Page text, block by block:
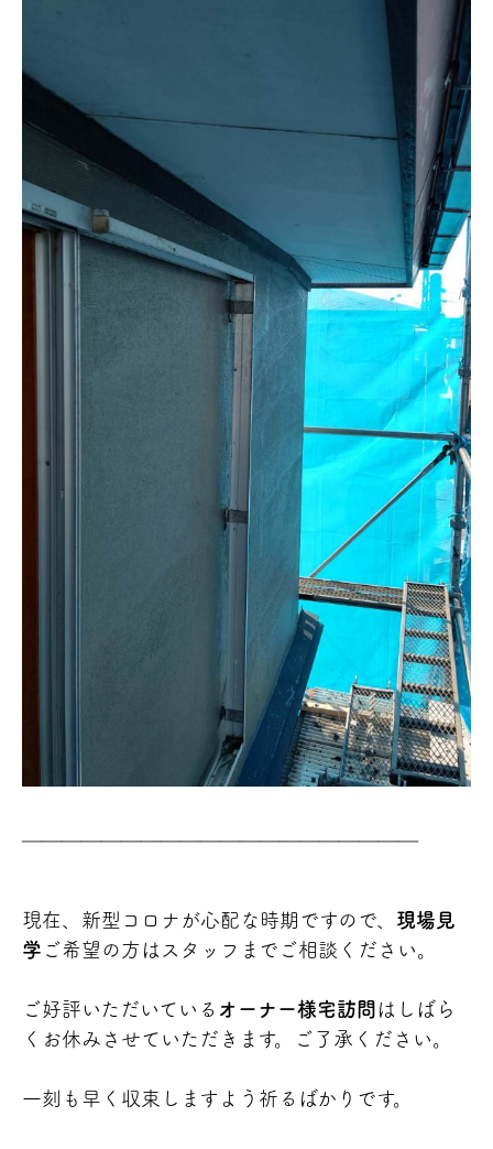
現在、新型コロナが心配な時期ですので、 現場見
学 ご希望の方はスタッフまでご相談ください。
ご好評いただいている オーナー様宅訪問 はしばら
くお休みさせていただきます。ご了承ください。
一刻も早く収束しますよう祈るばかりです。